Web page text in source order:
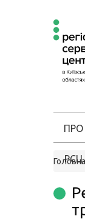
ПРО
РСЦ
Головна